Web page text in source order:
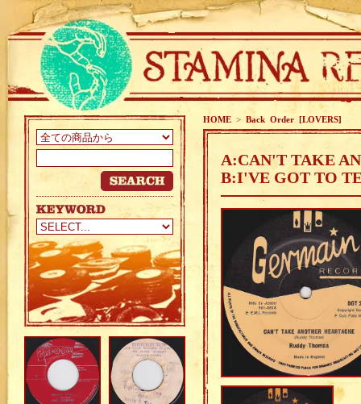
HOME > Back Order [LOVERS]
A:CAN'T TAKE
B:I'VE GOT TO